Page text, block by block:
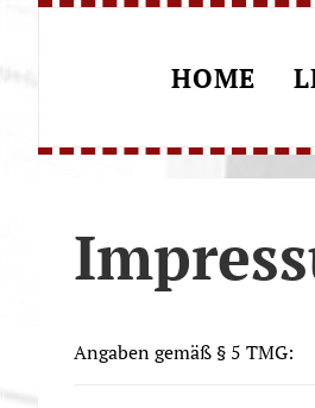
HOME
Angaben gemäß § 5 TMG: